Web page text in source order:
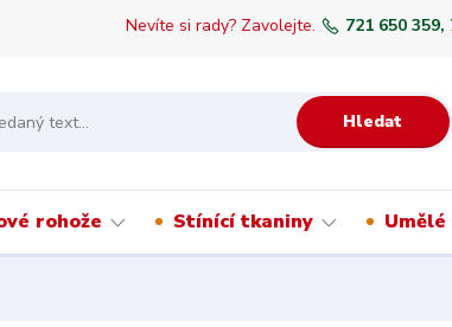
Hledat
Nevíte si rady? Zavolejte. 721 650 359,
rohože Stínící tkaniny